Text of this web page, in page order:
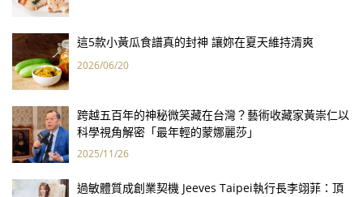
這5款小黃瓜食譜真的封神 讓妳在夏天維持清爽
2026/06/20
跨越五百年的神秘微笑藏在台灣？藝術收藏家黃崇仁以
科學視角解密「最年輕的蒙娜麗莎」
2025/11/26
過敏體質成創業契機 Jeeves Taipei執行長李翊菲：頂